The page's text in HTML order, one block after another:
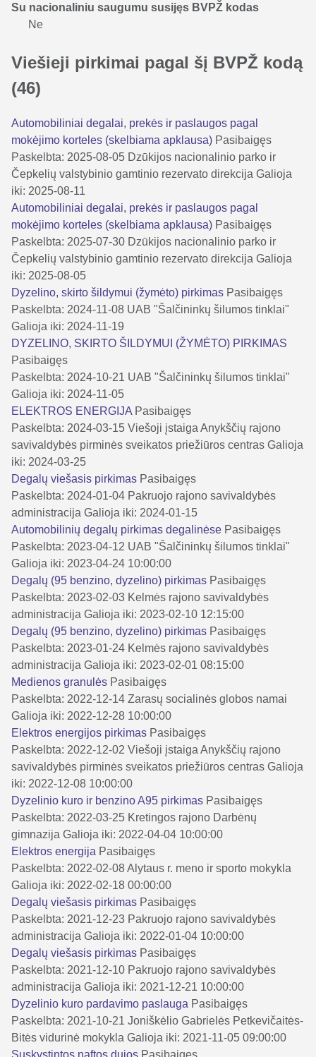
Su nacionaliniu saugumu susijęs BVPŽ kodas
Ne
Viešieji pirkimai pagal šį BVPŽ kodą
(46)
Automobiliniai degalai, prekės ir paslaugos pagal
mokėjimo korteles (skelbiama apklausa) Pasibaigęs
Paskelbta: 2025-08-05 Dzūkijos nacionalinio parko ir
Čepkelių valstybinio gamtinio rezervato direkcija Galioja
iki: 2025-08-11
Automobiliniai degalai, prekės ir paslaugos pagal
mokėjimo korteles (skelbiama apklausa) Pasibaigęs
Paskelbta: 2025-07-30 Dzūkijos nacionalinio parko ir
Čepkelių valstybinio gamtinio rezervato direkcija Galioja
iki: 2025-08-05
Dyzelino, skirto šildymui (žymėto) pirkimas Pasibaigęs
Paskelbta: 2024-11-08 UAB "Šalčininkų šilumos tinklai"
Galioja iki: 2024-11-19
DYZELINO, SKIRTO ŠILDYMUI (ŽYMĖTO) PIRKIMAS
Pasibaigęs
Paskelbta: 2024-10-21 UAB "Šalčininkų šilumos tinklai"
Galioja iki: 2024-11-05
ELEKTROS ENERGIJA Pasibaigęs
Paskelbta: 2024-03-15 Viešoji įstaiga Anykščių rajono
savivaldybės pirminės sveikatos priežiūros centras Galioja
iki: 2024-03-25
Degalų viešasis pirkimas Pasibaigęs
Paskelbta: 2024-01-04 Pakruojo rajono savivaldybės
administracija Galioja iki: 2024-01-15
Automobilinių degalų pirkimas degalinėse Pasibaigęs
Paskelbta: 2023-04-12 UAB "Šalčininkų šilumos tinklai"
Galioja iki: 2023-04-24 10:00:00
Degalų (95 benzino, dyzelino) pirkimas Pasibaigęs
Paskelbta: 2023-02-03 Kelmės rajono savivaldybės
administracija Galioja iki: 2023-02-10 12:15:00
Degalų (95 benzino, dyzelino) pirkimas Pasibaigęs
Paskelbta: 2023-01-24 Kelmės rajono savivaldybės
administracija Galioja iki: 2023-02-01 08:15:00
Medienos granulės Pasibaigęs
Paskelbta: 2022-12-14 Zarasų socialinės globos namai
Galioja iki: 2022-12-28 10:00:00
Elektros energijos pirkimas Pasibaigęs
Paskelbta: 2022-12-02 Viešoji įstaiga Anykščių rajono
savivaldybės pirminės sveikatos priežiūros centras Galioja
iki: 2022-12-08 10:00:00
Dyzelinio kuro ir benzino A95 pirkimas Pasibaigęs
Paskelbta: 2022-03-25 Kretingos rajono Darbėnų
gimnazija Galioja iki: 2022-04-04 10:00:00
Elektros energija Pasibaigęs
Paskelbta: 2022-02-08Alytaus r. meno ir sporto mokykla
Galioja iki: 2022-02-18 00:00:00
Degalų viešasis pirkimas Pasibaigęs
Paskelbta: 2021-12-23 Pakruojo rajono savivaldybės
administracija Galioja iki: 2022-01-04 10:00:00
Degalų viešasis pirkimas Pasibaigęs
Paskelbta: 2021-12-10 Pakruojo rajono savivaldybės
administracija Galioja iki: 2021-12-21 10:00:00
Dyzelinio kuro pardavimo paslauga Pasibaigęs
Paskelbta: 2021-10-21 Joniškėlio Gabrielės Petkevičaitės-
Bitės vidurinė mokykla Galioja iki: 2021-11-05 09:00:00
Suskystintos naftos dujos Pasibaigęs